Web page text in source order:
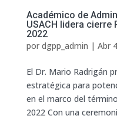
Académico de
USACH lidera cierre
2022
por dgpp_admin | Abr
El Dr. Mario Radrigán
estratégica para
en el marco del
2022 Con una